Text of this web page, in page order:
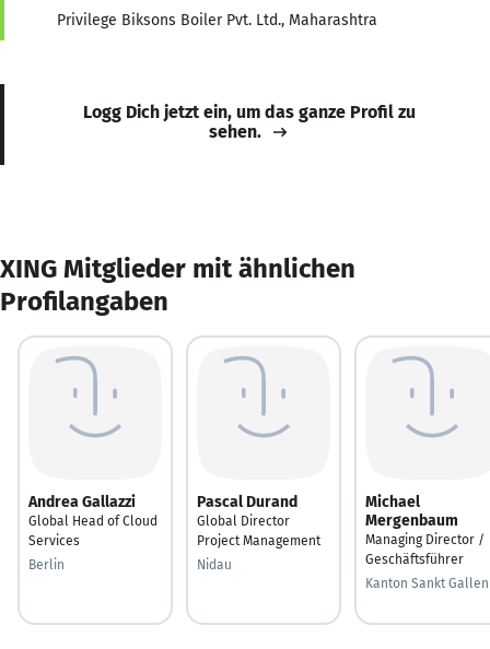
Privilege Biksons Boiler Pvt. Ltd., Maharashtra
Logg Dich jetzt ein, um das ganze Profil zu
sehen.
XING Mitglieder mit ähnlichen
Profilangaben
Andrea Gallazzi
Global Head of Cloud
Services
Berlin
Pascal Durand
Global Director
Project Management
Nidau
Michael
Mergenbaum
Managing Director /
Geschäftsführer
Kanton Sankt Gallen